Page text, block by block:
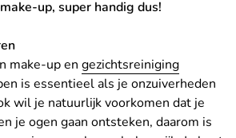
up, super handig dus!
make-up en gezichtsreiniging
is essentieel als je onzuiverheden
wil je natuurlijk voorkomen dat je
je ogen gaan ontsteken, daarom is